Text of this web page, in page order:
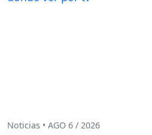
Noticias • AGO 6 / 2026